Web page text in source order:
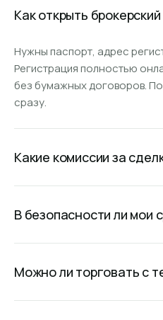
Как открыть
Нужны паспорт, адрес
Регистрация полностью
без бумажных договоров.
сразу.
Какие комиссии за
валюты без скрытых
В безопасности ли мои
создана и успешно
Можно ли торговать с